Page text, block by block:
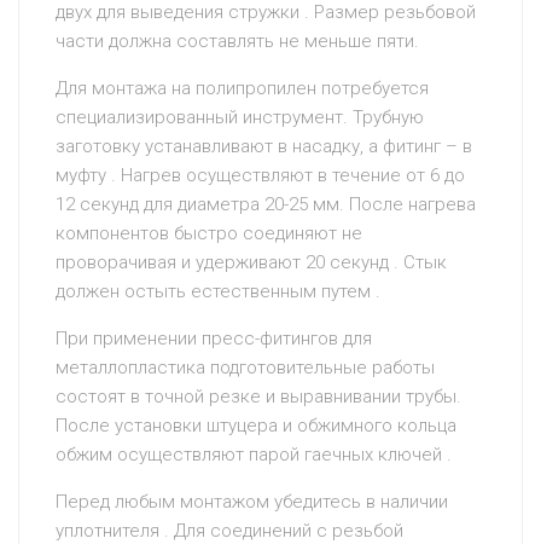
двух для выведения стружки . Размер резьбовой
части должна составлять не меньше пяти.
Для монтажа на полипропилен потребуется
специализированный инструмент. Трубную
заготовку устанавливают в насадку, а фитинг – в
муфту . Нагрев осуществляют в течение от 6 до
12 секунд для диаметра 20-25 мм. После нагрева
компонентов быстро соединяют не
проворачивая и удерживают 20 секунд . Стык
должен остыть естественным путем .
При применении пресс-фитингов для
металлопластика подготовительные работы
состоят в точной резке и выравнивании трубы.
После установки штуцера и обжимного кольца
обжим осуществляют парой гаечных ключей .
Перед любым монтажом убедитесь в наличии
уплотнителя . Для соединений с резьбой